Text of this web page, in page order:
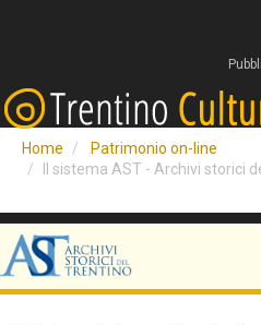
Home
Patrimonio on-line
Il sistema AST - Archivi storici